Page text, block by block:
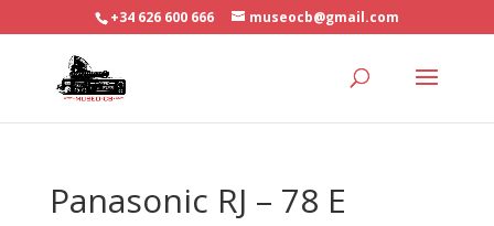
+34 626 600 666 museocb@gmail.com
Panasonic RJ – 78 E